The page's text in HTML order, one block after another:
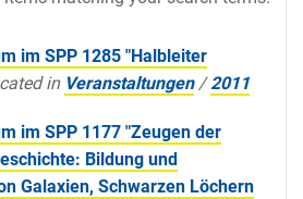
im SPP 1285 "Halbleiter
in Veranstaltungen /2011
im SPP 1177 "Zeugen der
Bildung und
Galaxien, Schwarzen Löchern